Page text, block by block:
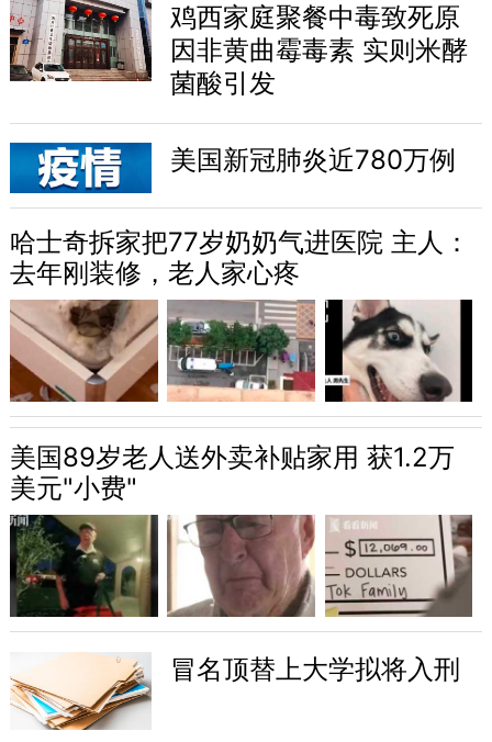
鸡西家庭聚餐中毒致死原
因非黄曲霉毒素 实则米酵
菌酸引发
美国新冠肺炎近780万例
哈士奇拆家把77岁奶奶气进医院 主人：
去年刚装修，老人家心疼
美国89岁老人送外卖补贴家用 获1.2万
美元"小费"
冒名顶替上大学拟将入刑